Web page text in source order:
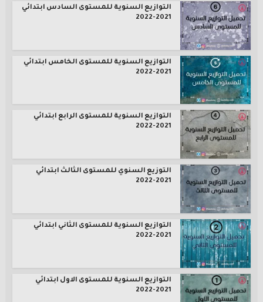
التوازيع السنوية للمستوى السادس ابتدائي
2021-2022
التوازيع السنوية للمستوى الخامس ابتدائي
2021-2022
التوازيع السنوية للمستوى الرابع ابتدائي
2021-2022
التوزيع السنوي للمستوى الثالث ابتدائي
2021-2022
التوازيع السنوية للمستوى الثاني ابتدائي
2021-2022
التوازيع السنوية للمستوى الاول ابتدائي
2021-2022